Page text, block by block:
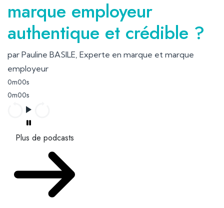
marque employeur
authentique et crédible ?
par Pauline BASILE, Experte en marque et marque
employeur
0m00s
0m00s
Plus de podcasts